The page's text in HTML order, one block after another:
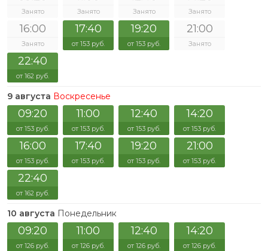
Занято Занято Занято Занято
16:00
Занято
17:40
от 153 руб.
19:20
от 153 руб.
21:00
Занято
22:40
от 162 руб.
9 августа Воскресенье
09:20
от 153 руб.
11:00
от 153 руб.
12:40
от 153 руб.
14:20
от 153 руб.
16:00
от 153 руб.
17:40
от 153 руб.
19:20
от 153 руб.
21:00
от 153 руб.
22:40
от 162 руб.
10 августа Понедельник
09:20
от 126 руб.
11:00
от 126 руб.
12:40
от 126 руб.
14:20
от 126 руб.